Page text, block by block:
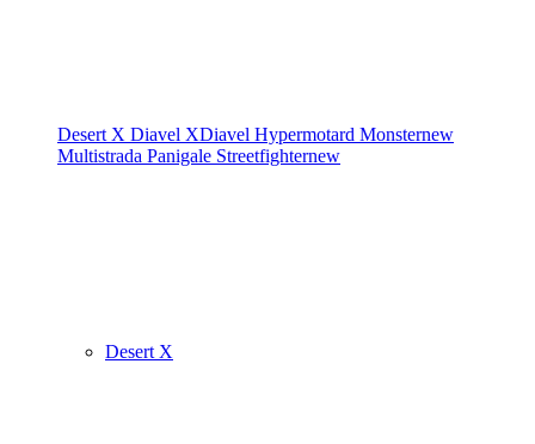
Desert X Diavel XDiavel Hypermotard Monsternew
Multistrada Panigale Streetfighternew
Desert X